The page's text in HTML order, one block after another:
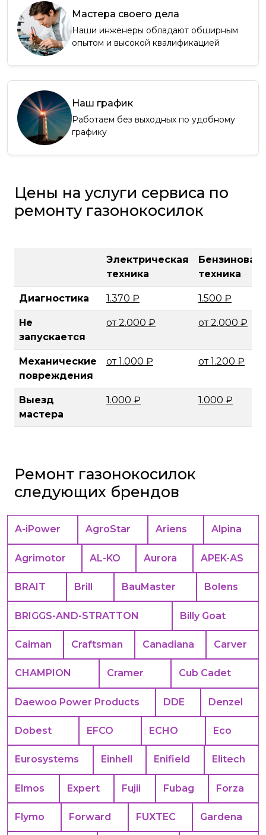
Мастера своего дела
Наши инженеры обладают обширным
опытом и высокой квалификацией
Наш график
Работаем без выходных по удобному
графику
Цены на услуги сервиса по
ремонту газонокосилок
Электрическая
техника
Бензиновая
техника
Диагностика 1.370 ₽ 1.500 ₽
Не
запускается
от 2.000 ₽ от 2.000 ₽
Механические
повреждения
от 1.000 ₽ от 1.200 ₽
Выезд
мастера
1.000 ₽ 1.000 ₽
Ремонт газонокосилок
следующих брендов
A-iPower AgroStar Ariens Alpina
Agrimotor AL-KO Aurora APEK-АS
BRAIT Brill BauMaster Bolens
BRIGGS-AND-STRATTON Billy Goat
Caiman Craftsman Canadiana Carver
CHAMPION Cramer Cub Cadet
Daewoo Power Products DDE Denzel
Dobest EFCO ECHO Eco
Eurosystems Einhell Enifield Elitech
Elmos Expert Fujii Fubag Forza
Flymo Forward FUXTEC Gardena